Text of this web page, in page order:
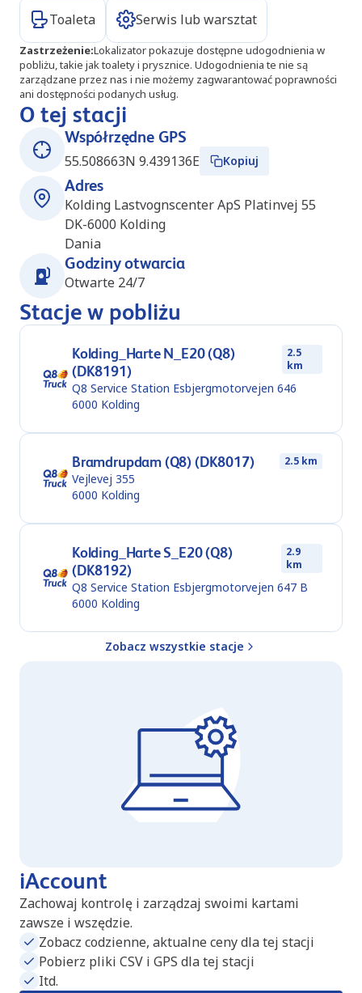
Toaleta Serwis lub warsztat
Zastrzeżenie:Lokalizator pokazuje dostępne udogodnienia w
pobliżu, takie jak toalety i prysznice. Udogodnienia te nie są
zarządzane przez nas i nie możemy zagwarantować poprawności
ani dostępności podanych usług.
O tej stacji
Współrzędne GPS
55.508663N 9.439136E
Kopiuj
Adres
Kolding Lastvognscenter ApS Platinvej 55
DK-6000 Kolding
Dania
Godziny otwarcia
Otwarte 24/7
Stacje w pobliżu
Kolding_Harte N_E20 (Q8)
(DK8191)
2.5
km
Q8 Service Station Esbjergmotorvejen 646
6000 Kolding
Bramdrupdam (Q8) (DK8017) 2.5 km
Vejlevej 355
6000 Kolding
Kolding_Harte S_E20 (Q8)
(DK8192)
2.9
km
Q8 Service Station Esbjergmotorvejen 647 B
6000 Kolding
Zobacz wszystkie stacje
iAccount
Zachowaj kontrolę i zarządzaj swoimi kartami
zawsze i wszędzie.
Zobacz codzienne, aktualne ceny dla tej stacji
Pobierz pliki CSV i GPS dla tej stacji
Itd.